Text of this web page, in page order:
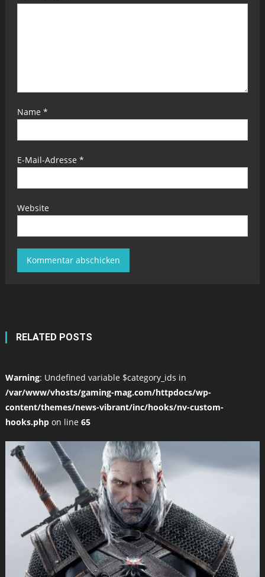
Name *
E-Mail-Adresse *
Website
RELATED POSTS
Warning: Undefined variable $category_ids in
/var/www/vhosts/gaming-mag.com/httpdocs/wp-
content/themes/news-vibrant/inc/hooks/nv-custom-
hooks.phpon line 65